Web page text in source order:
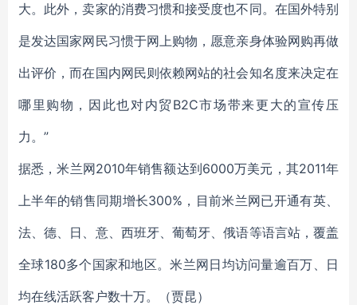
大。此外，卖家的消费习惯和接受度也不同。在国外特别
是发达国家网民习惯于网上购物，愿意亲身体验网购再做
出评价，而在国内网民则依赖网站的社会知名度来决定在
哪里购物，因此也对内贸B2C市场带来更大的宣传压
力。”
据悉，米兰网2010年销售额达到6000万美元，其2011年
上半年的销售同期增长300%，目前米兰网已开通有英、
法、德、日、意、西班牙、葡萄牙、俄语等语言站，覆盖
全球180多个国家和地区。米兰网日均访问量逾百万、日
均在线活跃客户数十万。（贾昆）